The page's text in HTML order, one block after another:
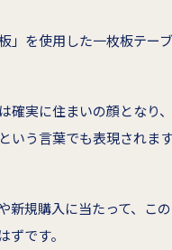
」を使用した一枚板テー
確実に住まいの顔となり
いう言葉でも表現されます
新規購入に当たって、こ
です。